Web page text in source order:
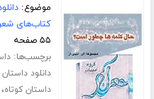
موضوع:
کتاب‌های شعر
۵۵ صفحه
برچسب‌ها:
دانلود
داستان کوتاه،